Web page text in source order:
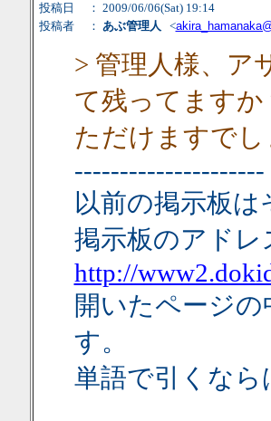
投稿日
： 2009/06/06(Sat) 19:14
投稿者
： あぶ管理人 <
> 管理人様、ア
て残ってます
ただけますでし
---------------------
以前の掲示板
掲示板のアドレ
http://
開いたページ
す。
単語で引くな